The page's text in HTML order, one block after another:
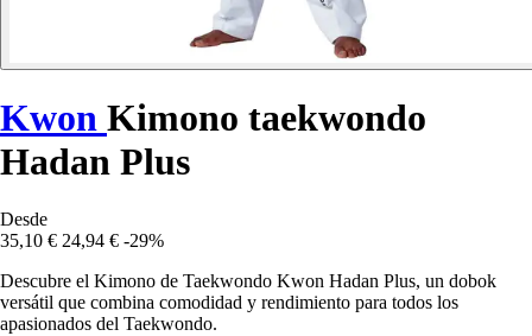
Kwon Kimono taekwondo
Hadan Plus
Desde
35,10 € 24,94 € -29%
Descubre el Kimono de Taekwondo Kwon Hadan Plus, un dobok
versátil que combina comodidad y rendimiento para todos los
apasionados del Taekwondo.